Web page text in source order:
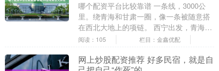
哪个配资平台比较靠谱 一条线，3000公
里。绕青海和甘肃一圈，像一条被随意搭
在西北大地上的项链。 西宁出发，青海
湖、茶卡盐湖、柴达木盆地、敦煌、嘉峪
阅读：105 栏目：金鑫优配
网上炒股配资推荐 好多民宿，就是自